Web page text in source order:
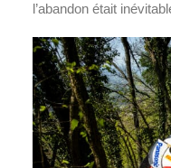
l’abandon était